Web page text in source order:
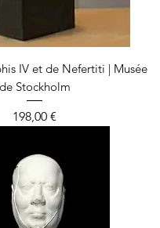
IV et de Nefertiti | Musée
de Stockholm
Prix
198,00 €